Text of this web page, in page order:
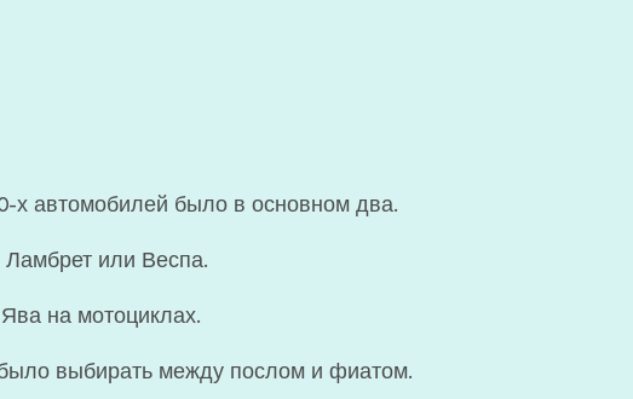
х автомобилей было в основном два.
Ламбрет или Веспа.
на мотоциклах.
выбирать между послом и фиатом.